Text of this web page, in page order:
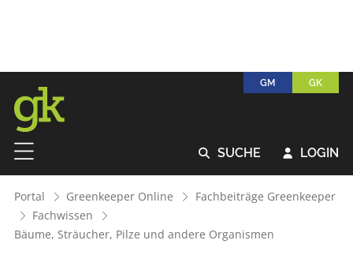
GM GK
 SUCHE  LOGIN
Portal Greenkeeper Online
Fachbeiträge Greenkeeper
Fachwissen
Bäume, Sträucher, Pilze und andere Organismen